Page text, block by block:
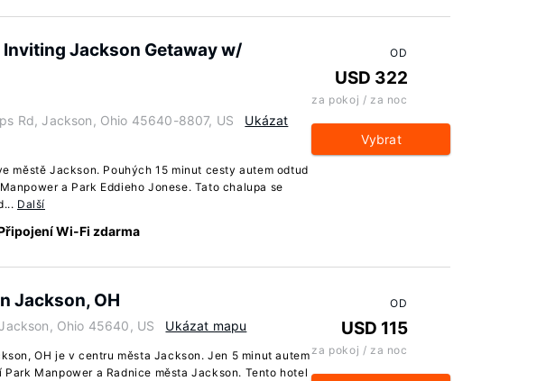
Inviting Jackson Getaway w/
Rd, Jackson, Ohio 45640-8807, US
Ukázat
městě Jackson. Pouhých 15 minut cesty autem odtud
a Park Eddieho Jonese. Tato chalupa se
Další
Wi-Fi zdarma
OD
USD 322
za pokoj / za noc
Vybrat
Jackson, OH
Ohio 45640, US Ukázat mapu
OH je v centru města Jackson. Jen 5 minut autem
Park Manpower a Radnice města Jackson. Tento hotel
OD
USD 115
za pokoj / za noc